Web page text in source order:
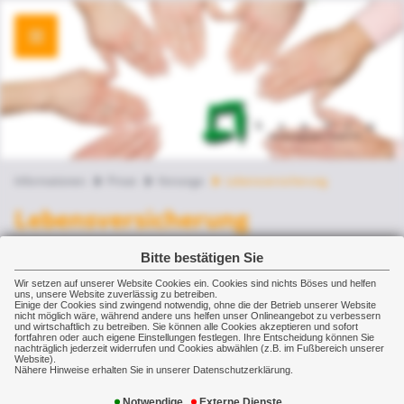
Bitte bestätigen Sie
Wir setzen auf unserer Website Cookies ein. Cookies sind nichts Böses und helfen
uns, unsere Website zuverlässig zu betreiben.
Einige der Cookies sind zwingend notwendig, ohne die der Betrieb unserer Website
nicht möglich wäre, während andere uns helfen unser Onlineangebot zu verbessern
und wirtschaftlich zu betreiben. Sie können alle Cookies akzeptieren und sofort
fortfahren oder auch eigene Einstellungen festlegen. Ihre Entscheidung können Sie
nachträglich jederzeit widerrufen und Cookies abwählen (z.B. im Fußbereich unserer
Website).
Nähere Hinweise erhalten Sie in unserer Datenschutzerklärung.
Lebensversicherung
Lebensversicherung
Im Grunde ist „Lebensversicherung" das falsche
Wort, denn damit versichert man nicht das
Leben, sondern heute immer mehr den
Lebensstandard im Alter.
Dabei gilt: Frauen und Männer müssen
unterschiedlich stark vorsorgen.